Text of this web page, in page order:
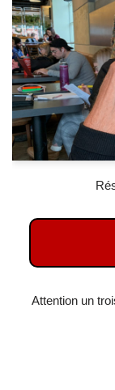
Attention un